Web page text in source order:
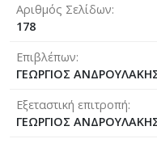
Αριθμός Σελίδων
178
Επιβλέπων
ΓΕΩΡΓΙΟΣ
Εξεταστική επιτροπή
ΓΕΩΡΓΙΟΣ